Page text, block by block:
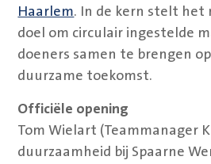
Haarlem. In de kern stelt het
doel om circulair ingestelde
doeners samen te brengen
duurzame toekomst.
Officiële opening
Tom Wielart (Teammanager
duurzaamheid bij Spaarne